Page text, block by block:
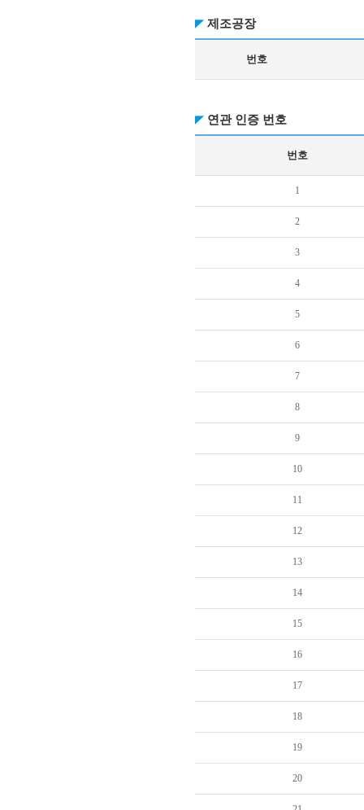
제조공장
번호
연관 인증 번호
번호
1
2
3
4
5
6
7
8
9
10
11
12
13
14
15
16
17
18
19
20